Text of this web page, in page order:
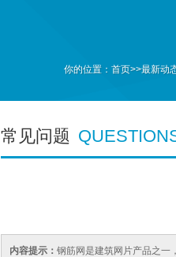
你的位置： 首页>>最新动
常见问题
内容提示： 钢筋网是建筑网片产品之一